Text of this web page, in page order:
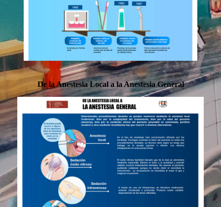
De la Anestesia Local a la Anestesia General